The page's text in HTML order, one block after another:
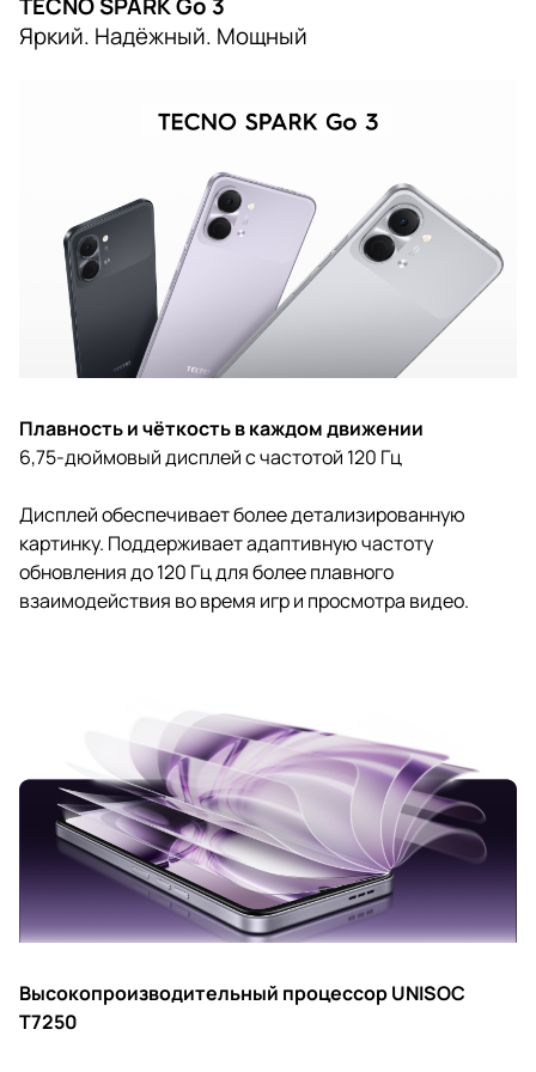
Яркий. Надёжный. Мощный
Плавность и чёткость в каждом движении
6,75-дюймовый дисплей с частотой 120 Гц
Дисплей обеспечивает более детализированную
картинку. Поддерживает адаптивную частоту
обновления до 120 Гц для более плавного
взаимодействия во время игр и просмотра видео.
Высокопроизводительный процессор UNISOC
T7250